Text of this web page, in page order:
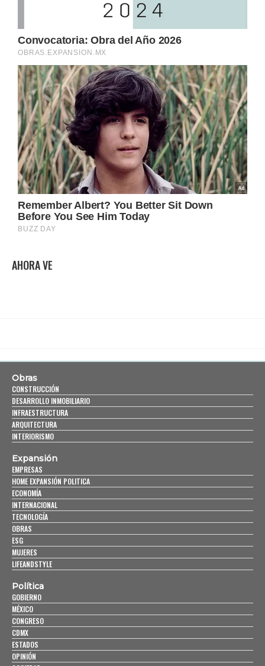
AHORA VE
Obras
CONSTRUCCIÓN
DESARROLLO INMOBILIARIO
INFRAESTRUCTURA
ARQUITECTURA
INTERIORISMO
Expansión
EMPRESAS
HOME EXPANSIÓN POLITICA
ECONOMÍA
INTERNACIONAL
TECNOLOGÍA
OBRAS
ESG
MUJERES
LIFEANDSTYLE
Política
GOBIERNO
MÉXICO
CONGRESO
CDMX
ESTADOS
OPINIÓN